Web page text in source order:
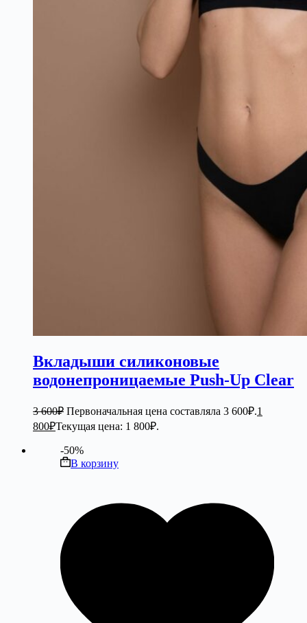
Вкладыши силиконовые
водонепроницаемые Push-Up Clear
3 600₽ Первоначальная цена составляла 3 600₽.1
800₽Текущая цена: 1 800₽.
-50%
В корзину